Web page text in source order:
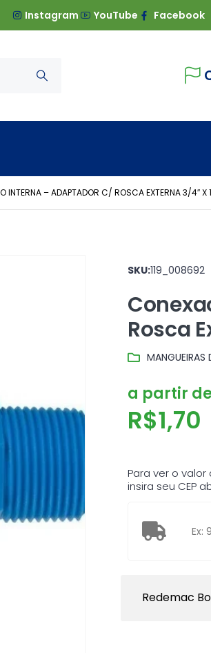
Instagram YouTube Facebook
INTERNA – ADAPTADOR C/ ROSCA EXTERNA 3/4″ X
SKU:119_008692
Rosca
MANGUEIRAS
a partir de
R$1,70
Para ver o valor
insira seu CEP
Redemac